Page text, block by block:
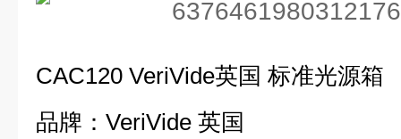
CAC120 VeriVide英国 标准光源箱
品牌： VeriVide 英国